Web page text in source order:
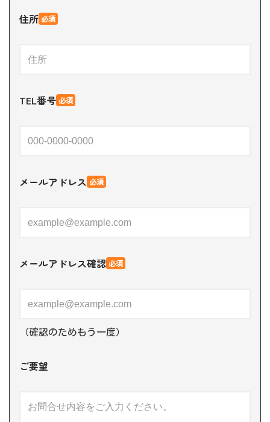
住所 必須
TEL番号 必須
メールアドレス 必須
メールアドレス確認 必須
（確認のためもう一度）
ご要望